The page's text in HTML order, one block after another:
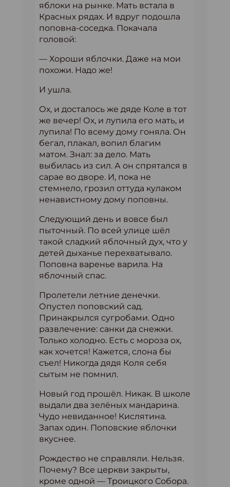
яблоки на рынке. Мать встала в
Красных рядах. И вдруг подошла
поповна-соседка. Покачала
головой:
— Хороши яблочки. Даже на мои
похожи. Надо же!
И ушла.
Ох, и досталось же дяде Коле в тот
же вечер! Ох, и лупила его мать, и
лупила! По всему дому гоняла. Он
бегал, плакал, вопил благим
матом. Знал: за дело. Мать
выбилась из сил. А он спрятался в
сарае во дворе. И, пока не
стемнело, грозил оттуда кулаком
ненавистному дому поповны.
Следующий день и вовсе был
пыточный. По всей улице шёл
такой сладкий яблочный дух, что у
детей дыханье перехватывало.
Поповна варенье варила. На
яблочный спас.
Пролетели летние денечки.
Опустел поповский сад.
Принакрылся сугробами. Одно
развлечение: санки да снежки.
Только холодно. Есть с мороза ох,
как хочется! Кажется, слона бы
съел! Никогда дядя Коля себя
сытым не помнил.
Новый год прошёл. Никак. В школе
выдали два зелёных мандарина.
Чудо невиданное! Кислятина.
Запах один. Поповские яблочки
вкуснее.
Рождество не справляли. Нельзя.
Почему? Все церкви закрыты,
кроме одной — Троицкого Собора.